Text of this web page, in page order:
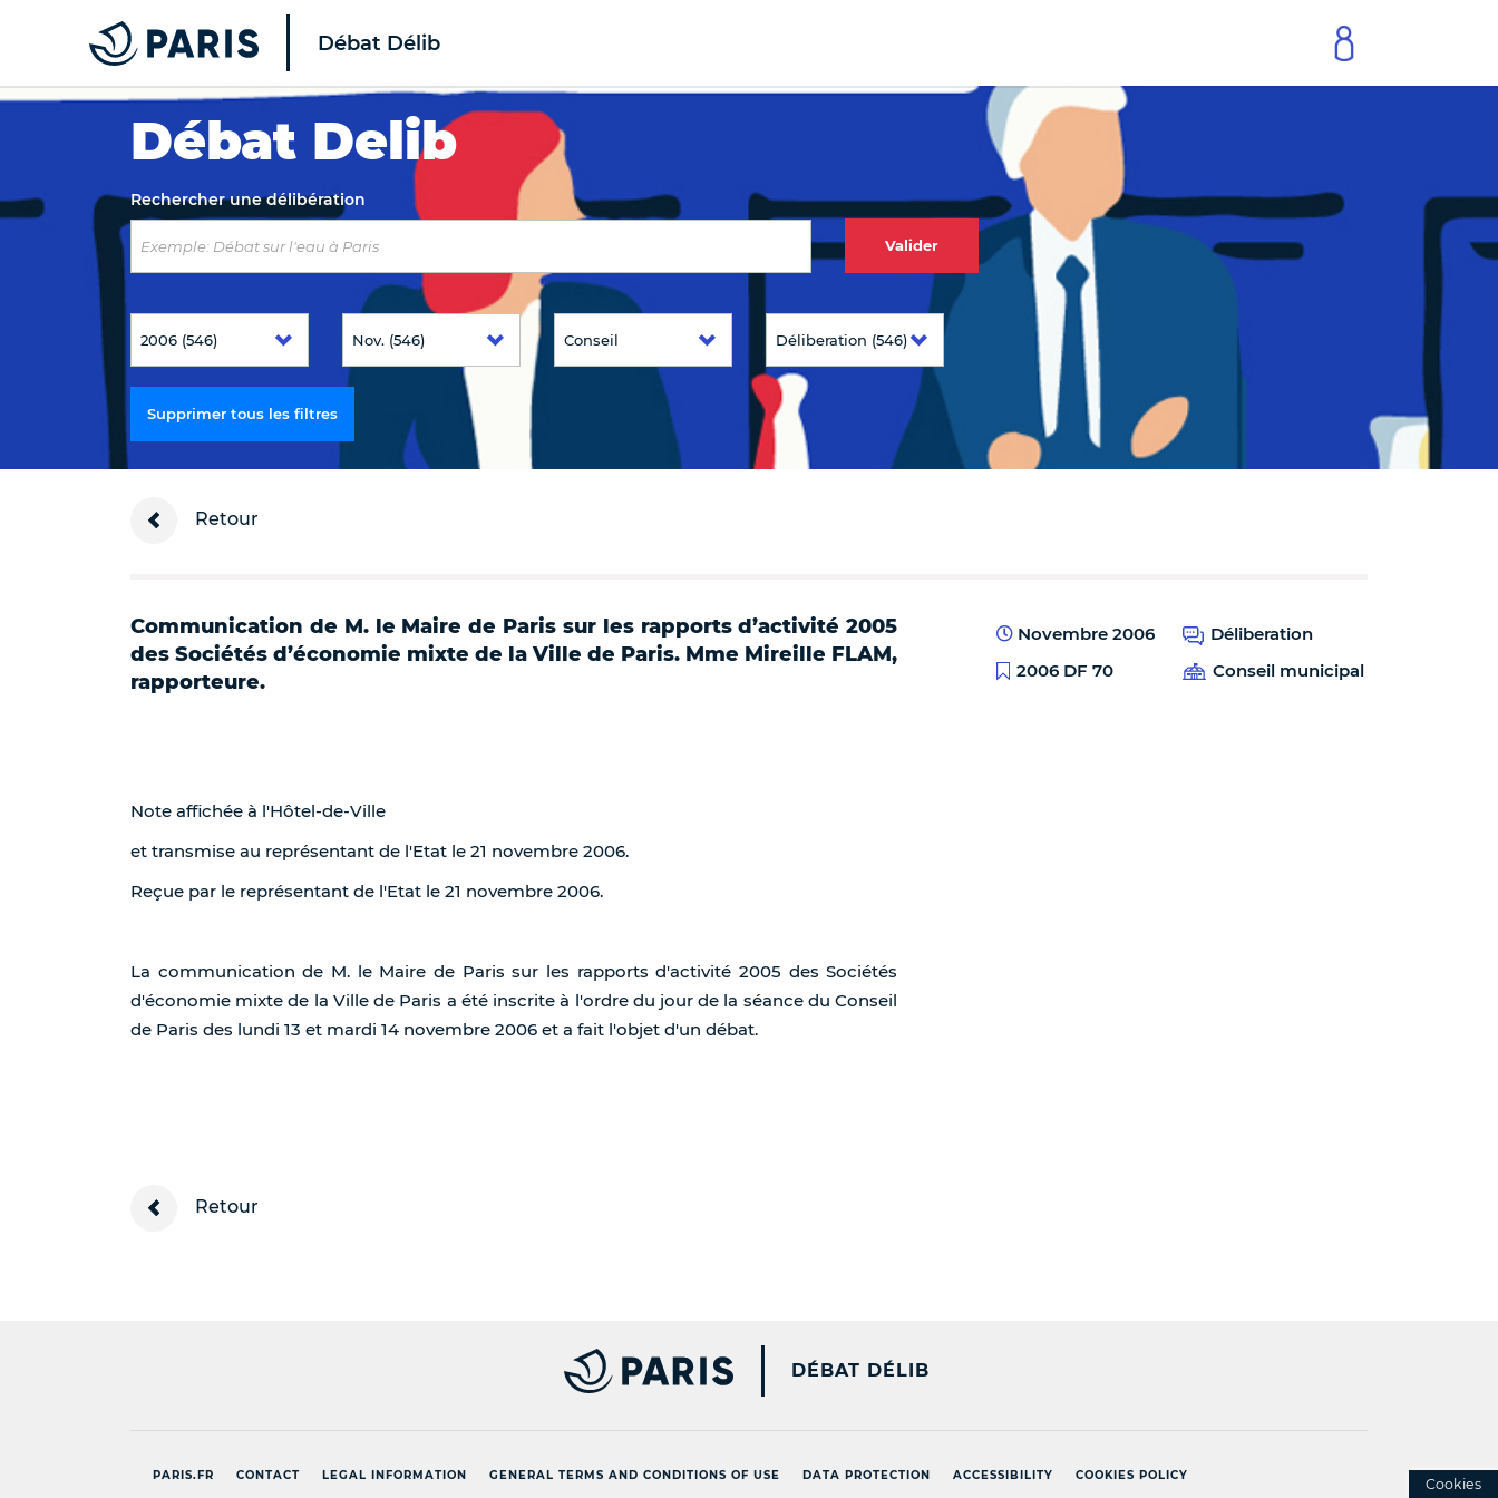
Top of the page
Débat Délib
Débat Delib
Rechercher une délibération
Valider
Supprimer tous les filtres
Retour
Communication de M. le Maire de Paris sur les rapports d’activité 2005
des Sociétés d’économie mixte de la Ville de Paris. Mme Mireille FLAM,
rapporteure.
Note affichée à l'Hôtel-de-Ville
et transmise au représentant de l'Etat le 21 novembre 2006.
Reçue par le représentant de l'Etat le 21 novembre 2006.
La communication de M. le Maire de Paris sur les rapports d'activité 2005 des Sociétés
d'économie mixte de la Ville de Paris a été inscrite à l'ordre du jour de la séance du Conseil
de Paris des lundi 13 et mardi 14 novembre 2006 et a fait l'objet d'un débat.
Novembre 2006
Déliberation
2006 DF 70
Conseil municipal
Retour
PARIS.FR [NEW WINDOW]
DÉBAT DÉLIB
PARIS.FR CONTACT LEGAL INFORMATION GENERAL TERMS AND CONDITIONS OF USE DATA PROTECTION ACCESSIBILITY COOKIES POLICY